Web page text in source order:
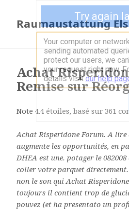
Raumaustattung
Achat
Remise sur
Note4.4 étoiles, basé sur361
Achat Risperidone Forum. A lire
augmente les opportunités, en
DHEA est une. potager le
coller votre parquet
non le son qui Achat
toujours il contient trop de
pouvez (et ha presentato un